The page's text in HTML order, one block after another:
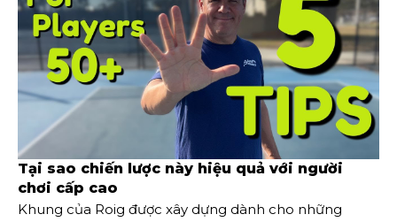
Tại sao chiến lược này hiệu quả với người
chơi cấp cao
Khung của Roig được xây dựng dành cho những